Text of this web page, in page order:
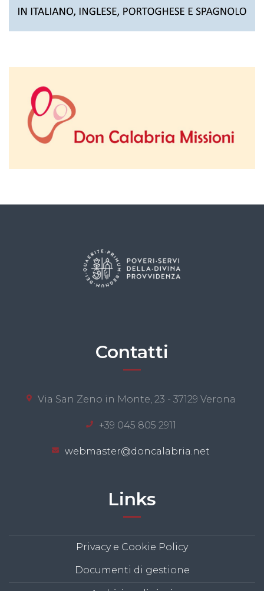
Contatti
Via San Zeno in Monte, 23 - 37129 Verona
+39 045 805 2911
webmaster@doncalabria.net
Links
Privacy e Cookie Policy
Documenti di gestione